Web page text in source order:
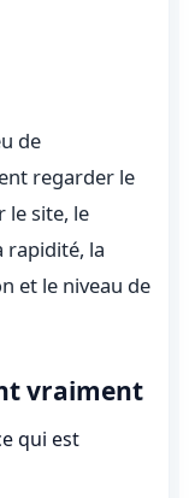
de
regarder le
le site, le
rapidité, la
et le niveau de
vraiment
qui est